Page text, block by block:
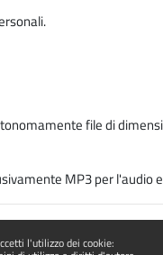
l'utilizzo dei cookie:
file di
MP3 per l'audio